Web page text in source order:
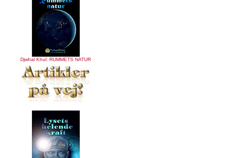
Djwhal Khul: RUMMETS NATUR